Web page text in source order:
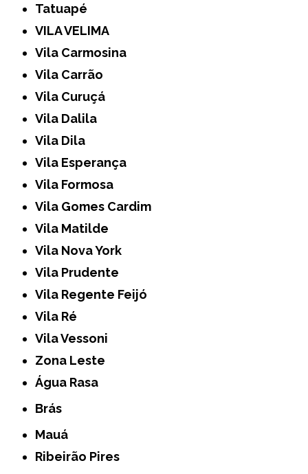
Tatuapé
VILA VELIMA
Vila Carmosina
Vila Carrão
Vila Curuçá
Vila Dalila
Vila Dila
Vila Esperança
Vila Formosa
Vila Gomes Cardim
Vila Matilde
Vila Nova York
Vila Prudente
Vila Regente Feijó
Vila Ré
Vila Vessoni
Zona Leste
Água Rasa
Brás
Mauá
Ribeirão Pires